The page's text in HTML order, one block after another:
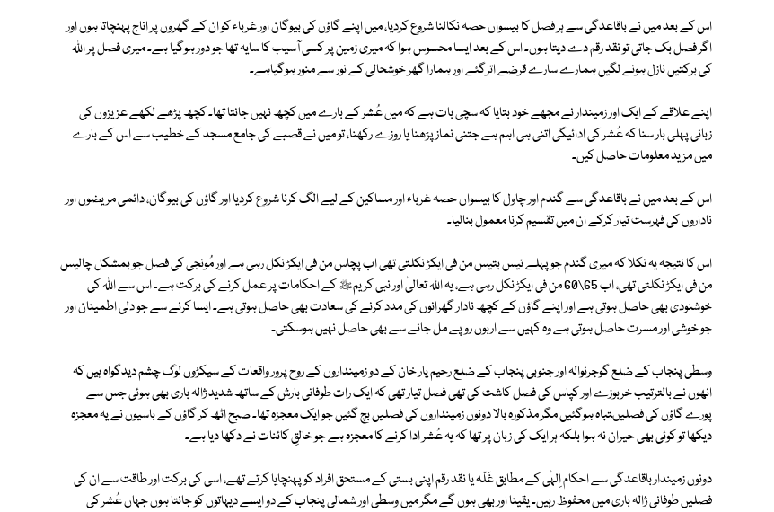
اس کے بعد میں نے باقاعدگی سے ہر فصل کا بیسواں حصہ نکالنا شروع کردیا، میں اپنے گاؤں کی بیوگان اور غرباء کو ان کے گھروں پر اناج پہنچاتا ہوں اور
اگر فصل بک جاتی تو نقد رقم دے دیتا ہوں۔ اس کے بعد ایسا محسوس ہوا کہ میری زمین پر کسی آسیب کا سایہ تھا جو دور ہوگیا ہے۔ میری فصل پر اﷲ
کی برکتیں نازل ہونے لگیں ہمارے سارے قرضے اترگئے اور ہمارا گھر خوشحالی کے نور سے منور ہوگیاہے۔
اپنے علاقے کے ایک اور زمیندار نے مجھے خود بتایا کہ سچی بات ہے کہ میں عُشر کے بارے میں کچھ نہیں جانتا تھا۔ کچھ پڑھے لکھے عزیزوں کی
زبانی پہلی بار سنا کہ عُشر کی ادائیگی اتنی ہی اہم ہے جتنی نماز پڑھنا یا روزے رکھنا، تو میں نے قصبے کی جامع مسجد کے خطیب سے اس کے بارے
میں مزید معلومات حاصل کیں۔
اس کے بعد میں نے باقاعدگی سے گندم اور چاول کا بیسواں حصہ غرباء اور مساکین کے لیے الگ کرنا شروع کردیا اور گاؤں کی بیوگان، دائمی مریضوں اور
ناداروں کی فہرست تیار کرکے ان میں تقسیم کرنا معمول بنالیا۔
اس کا نتیجہ یہ نکلا کہ میری گندم جو پہلے تیس بتیس من فی ایکڑ نکلتی تھی اب پچاس من فی ایکڑ نکل رہی ہے اور مُونجی کی فصل جو بمشکل چالیس
من فی ایکڑ نکلتی تھی، اب 65\60 من فی ایکڑ نکل رہی ہے، یہ اﷲ تعالیٰ اور نبی کریمﷺ کے احکامات پر عمل کرنے کی برکت ہے۔ اس سے اﷲ کی
خوشنودی بھی حاصل ہوتی ہے اور اپنے گاؤں کے کچھ نادار گھرانوں کی مدد کرنے کی سعادت بھی حاصل ہوتی ہے۔ ایسا کرنے سے جو دلی اطمینان اور
جو خوشی اور مسرت حاصل ہوتی ہے وہ کہیں سے اربوں روپے مل جانے سے بھی حاصل نہیں ہوسکتی۔
وسطی پنجاب کے ضلع گوجرنوالہ اور جنوبی پنجاب کے ضلع رحیم یار خان کے دو زمینداروں کے روح پرور واقعات کے سیکڑوں لوگ چشم دیدگواہ ہیں کہ
انھوں نے بالترتیب خربوزے اور کپاس کی فصل کاشت کی تھی فصل تیار تھی کہ ایک رات طوفانی بارش کے ساتھ شدید ژالہ باری بھی ہوئی جس سے
پورے گاؤں کی فصلیںتباہ ہوگئیں مگر مذکورہ بالا دونوں زمینداروں کی فصلیں بچ گئیں جو ایک معجزہ تھا۔ صبح اٹھ کر گاؤں کے باسیوں نے یہ معجزہ
دیکھا تو کوئی بھی حیران نہ ہوا بلکہ ہر ایک کی زبان پر تھا کہ یہ عُشر ادا کرنے کا معجزہ ہے جو خالقِ کائنات نے دکھا دیا ہے۔
دونوں زمیندار باقاعدگی سے احکام اِلہٰی کے مطابق غَلّہ یا نقد رقم اپنی بستی کے مستحق افراد کو پہنچایا کرتے تھے، اسی کی برکت اور طاقت سے ان کی
فصلیں طوفانی ژالہ باری میں محفوظ رہیں۔ یقینا اور بھی ہوں گے مگر میں وسطی اور شمالی پنجاب کے دو ایسے دیہاتوں کو جانتا ہوں جہاں عُشر کی